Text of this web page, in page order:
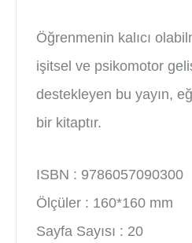
Öğrenmenin kalıcı
işitsel ve psikomotor
destekleyen bu yayın,
bir kitaptır.
ISBN : 9786057090300
Ölçüler : 160*160 mm
Sayfa Sayısı : 20